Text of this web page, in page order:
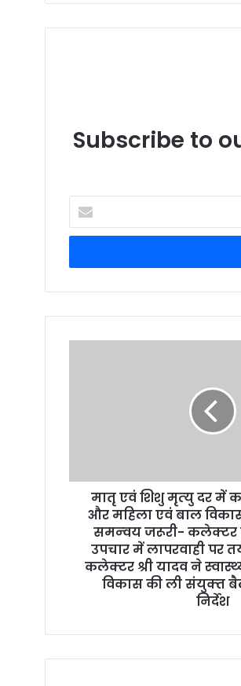
b
s
Subscribe to
t
r
u
r
मातृ एवं शिशु मृत्‍यु दर में
और महिला एवं बाल
समन्‍वय जरूरी- कलेक्‍टर
उपचार में लापरवाही पर
कलेक्‍टर श्री यादव ने
विकास की ली संयुक्‍त
निर्देश